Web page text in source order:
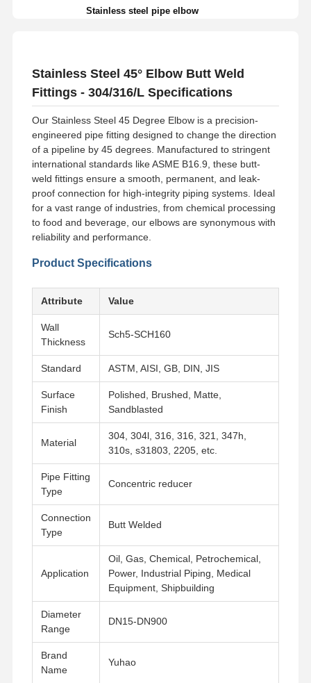
홈 제품 소개 동영상 회사 소개
Stainless steel pipe elbow
Stainless Steel 45° Elbow Butt Weld
Fittings - 304/316/L Specifications
Our Stainless Steel 45 Degree Elbow is a precision-
engineered pipe fitting designed to change the direction
of a pipeline by 45 degrees. Manufactured to stringent
international standards like ASME B16.9, these butt-
weld fittings ensure a smooth, permanent, and leak-
proof connection for high-integrity piping systems. Ideal
for a vast range of industries, from chemical processing
to food and beverage, our elbows are synonymous with
reliability and performance.
Product Specifications
Attribute Value
Wall
Thickness
Sch5-SCH160
Standard ASTM, AISI, GB, DIN, JIS
Surface
Finish
Polished, Brushed, Matte,
Sandblasted
Material
304, 304l, 316, 316, 321, 347h,
310s, s31803, 2205, etc.
Pipe Fitting
Type
Concentric reducer
Connection
Type
Butt Welded
Application
Oil, Gas, Chemical, Petrochemical,
Power, Industrial Piping, Medical
Equipment, Shipbuilding
Diameter
Range
DN15-DN900
Brand
Name
Yuhao